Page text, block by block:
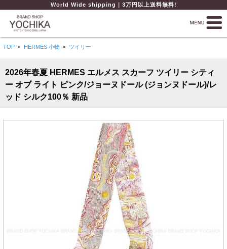
World Wide shipping｜3万円以上送料無料!
TOP > HERMES 小物 > ツイリー
2026年春夏 HERMES エルメス スカーフ ツイリー シティ
ー オブ ライト ピンク/ジョーヌドール (ジョンヌドール)/レ
ッド シルク100％ 新品